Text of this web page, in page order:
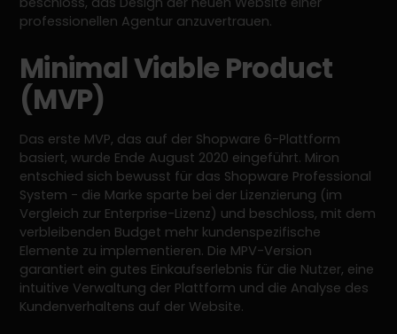
professionellen Agentur anzuvertrauen.
Minimal Viable Product
(MVP)
Das erste MVP, das auf der Shopware 6-Plattform
basiert, wurde Ende August 2020 eingeführt. Miron
entschied sich bewusst für das Shopware Professional
System - die Marke sparte bei der Lizenzierung (im
Vergleich zur Enterprise-Lizenz) und beschloss, mit dem
verbleibenden Budget mehr kundenspezifische
Elemente zu implementieren. Die MPV-Version
garantiert ein gutes Einkaufserlebnis für die Nutzer, eine
intuitive Verwaltung der Plattform und die Analyse des
Kundenverhaltens auf der Website.